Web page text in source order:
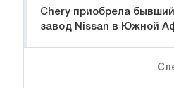
Chery приобрела
завод Nissan в Южной